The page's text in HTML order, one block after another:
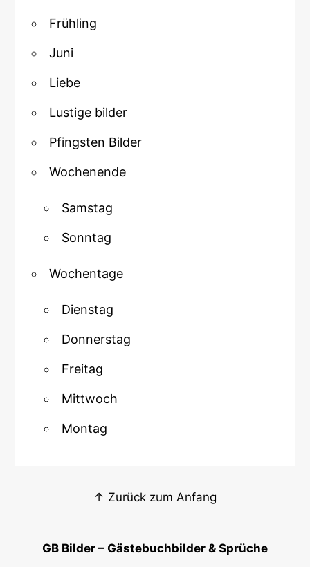
Frühling
Juni
Liebe
Lustige bilder
Pfingsten Bilder
Wochenende
Samstag
Sonntag
Wochentage
Dienstag
Donnerstag
Freitag
Mittwoch
Montag
↑ Zurück zum Anfang
GB Bilder – Gästebuchbilder & Sprüche